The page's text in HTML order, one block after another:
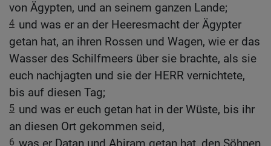
von Ägypten, und an seinem ganzen Lande;
4 und was er an der Heeresmacht der Ägypter
getan hat, an ihren Rossen und Wagen, wie er das
Wasser des Schilfmeers über sie brachte, als sie
euch nachjagten und sie der HERR vernichtete,
bis auf diesen Tag;
5 und was er euch getan hat in der Wüste, bis ihr
an diesen Ort gekommen seid,
6